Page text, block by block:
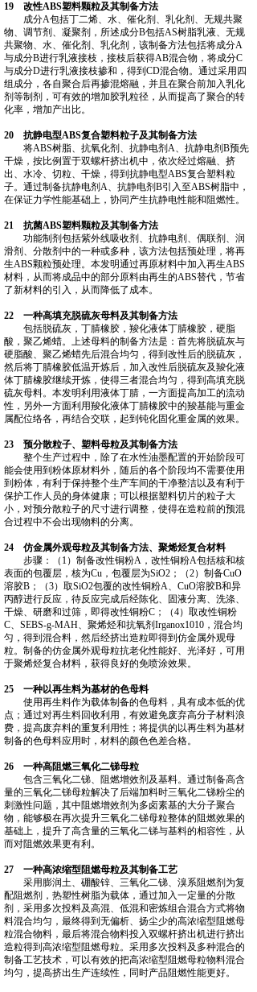
19 改性ABS塑料颗粒及其制备方法
成分A包括丁二烯、水、催化剂、乳化剂、无规共聚
物、调节剂、凝聚剂，所述成分B包括AS树脂乳液、无规
共聚物、水、催化剂、乳化剂，该制备方法包括将成分A
与成分B进行乳液接枝，接枝后获得AB混合物，将成分C
与成分D进行乳液接枝掺和，得到CD混合物。通过采用四
组成分，各自聚合后再掺混熔融，并且在聚合前加入乳化
剂等制剂，可有效的增加胶乳粒径，从而提高了聚合的转
化率，增加产出比。
20 抗静电型ABS复合塑料粒子及其制备方法
将ABS树脂、抗氧化剂、抗静电剂A、抗静电剂B预先
干燥，按比例置于双螺杆挤出机中，依次经过熔融、挤
出、水冷、切粒、干燥，得到抗静电型ABS复合塑料粒
子。通过制备抗静电剂A、抗静电剂B引入至ABS树脂中，
在保证力学性能基础上，协同产生抗静电性能和阻燃性。
21 抗菌ABS塑料颗粒及其制备方法
功能制剂包括紫外线吸收剂、抗静电剂、偶联剂、润
滑剂、分散剂中的一种或多种，该方法包括预处理，将再
生ABS颗粒预处理。本发明通过再原材料中加入再生ABS
材料，从而将成品中的部分原料由再生的ABS替代，节省
了新材料的引入，从而降低了成本。
22 一种高填充脱硫灰母料及其制备方法
包括脱硫灰，丁腈橡胶，羧化液体丁腈橡胶，硬脂
酸，聚乙烯蜡。上述母料的制备方法是：首先将脱硫灰与
硬脂酸、聚乙烯蜡先后混合均匀，得到改性后的脱硫灰，
然后将丁腈橡胶低温开炼后，加入改性后脱硫灰及羧化液
体丁腈橡胶继续开炼，使得三者混合均匀，得到高填充脱
硫灰母料。本发明利用液体丁腈，一方面提高加工的流动
性，另外一方面利用羧化液体丁腈橡胶中的羧基能与重金
属配位络各，再结合交联，起到钝化固化重金属的效果。
23 预分散粒子、塑料母粒及其制备方法
整个生产过程中，除了在水性油墨配置的开始阶段可
能会使用到粉体原材料外，随后的各个阶段均不需要使用
到粉体，有利于保持整个生产车间的干净整洁以及有利于
保护工作人员的身体健康；可以根据塑料切片的粒子大
小，对预分散粒子的尺寸进行调整，使得在造粒前的预混
合过程中不会出现物料的分离。
24 仿金属外观母粒及其制备方法、聚烯烃复合材料
步骤：（1）制备改性铜粉A，改性铜粉A包括核和核
表面的包覆层，核为Cu，包覆层为SiO2；（2）制备CuO
溶胶B；（3）取SiO2包覆的改性铜粉A、CuO溶胶B和异
丙醇进行反应，待反应完成后经陈化、固液分离、洗涤、
干燥、研磨和过筛，即得改性铜粉C；（4）取改性铜粉
C、SEBS‑g‑MAH、聚烯烃和抗氧剂Irganox1010，混合均
匀，得到混合料，然后经挤出造粒即得到仿金属外观母
粒。制备的仿金属外观母粒抗老化性能好、光泽好，可用
于聚烯烃复合材料，获得良好的免喷涂效果。
25 一种以再生料为基材的色母料
使用再生料作为载体制备的色母料，具有成本低的优
点；通过对再生料回收利用，有效避免废弃高分子材料浪
费，提高废弃料的重复利用性；将提供的以再生料为基材
制备的色母料应用时，材料的颜色色差合格。
26 一种高阻燃三氧化二锑母粒
包含三氧化二锑、阻燃增效剂及基料。通过制备高含
量的三氧化二锑母粒解决了后端加料时三氧化二锑粉尘的
刺激性问题，其中阻燃增效剂为多卤素基的大分子聚合
物，能够极在再次提升三氧化二锑母粒整体的阻燃效果的
基础上，提升了高含量的三氧化二锑与基料的相容性，从
而对阻燃效果更有利。
27 一种高浓缩型阻燃母粒及其制备工艺
采用膨润土、硼酸锌、三氧化二锑、溴系阻燃剂为复
配阻燃剂，热塑性树脂为载体，通过加入一定量的分散
剂，采用多次投料及高混、低混和密炼组合混合方式将物
料混合均匀，最终得到无偏析、扬尘少的高浓缩型阻燃母
粒混合物料，最后将混合物料投入双螺杆挤出机进行挤出
造粒得到高浓缩型阻燃母粒。采用多次投料及多种混合的
制备工艺技术，可以有效的把高浓缩型阻燃母粒物料混合
均匀，提高挤出生产连续性，同时产品阻燃性能更好。